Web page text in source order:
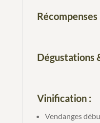
2025
Récompenses
Dégustations
Vinification :
Vendanges